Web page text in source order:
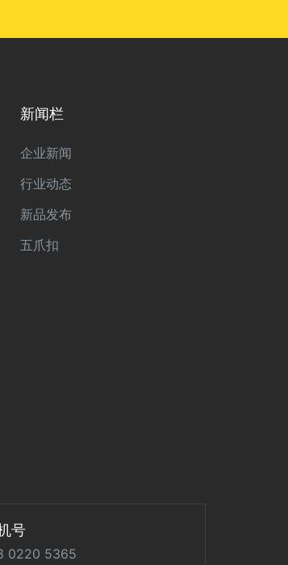
新闻栏
企业新闻
行业动态
新品发布
五爪扣
号
0220 5365